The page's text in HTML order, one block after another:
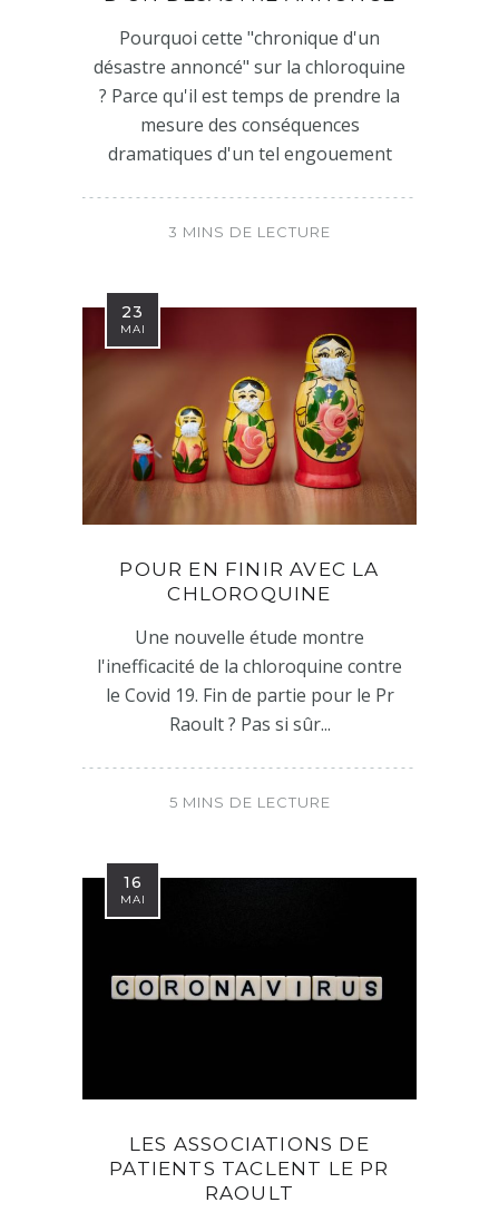
Pourquoi cette "chronique d'un
désastre annoncé" sur la chloroquine
? Parce qu'il est temps de prendre la
mesure des conséquences
dramatiques d'un tel engouement
3 MINS DE LECTURE
23
MAI
POUR EN FINIR AVEC LA
CHLOROQUINE
Une nouvelle étude montre
l'inefficacité de la chloroquine contre
le Covid 19. Fin de partie pour le Pr
Raoult ? Pas si sûr...
5 MINS DE LECTURE
16
MAI
LES ASSOCIATIONS DE
PATIENTS TACLENT LE PR
RAOULT